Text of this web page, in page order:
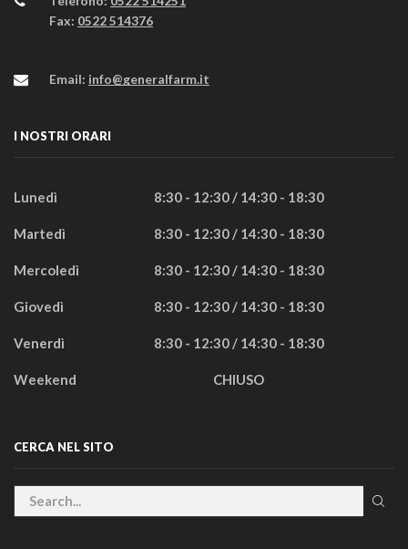
Fax: 0522 514376
Email: info@generalfarm.it
I NOSTRI ORARI
Lunedì 8:30 - 12:30 / 14:30 - 18:30
Martedì 8:30 - 12:30 / 14:30 - 18:30
Mercoledì 8:30 - 12:30 / 14:30 - 18:30
Giovedì 8:30 - 12:30 / 14:30 - 18:30
Venerdì 8:30 - 12:30 / 14:30 - 18:30
Weekend CHIUSO
CERCA NEL SITO